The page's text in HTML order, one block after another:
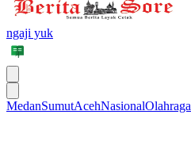
ngaji yuk
MedanSumutAcehNasionalOlahraga